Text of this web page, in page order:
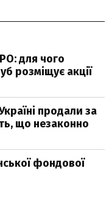
для чого
розміщує акції
продали за
що незаконно
фондової